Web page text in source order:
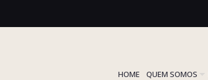
HOME QUEM SOMOS